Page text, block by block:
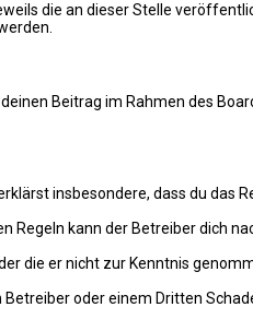
die an dieser Stelle
Beitrag im Rahmen des
insbesondere, dass du das
Regeln kann der Betreiber dich
die er nicht zur Kenntnis
oder einem Dritten